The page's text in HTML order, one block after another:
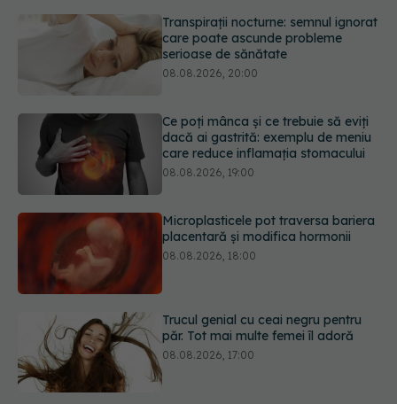
Ce poți mânca și ce trebuie să eviți
dacă ai gastrită: exemplu de meniu
care reduce inflamația stomacului
08.08.2026, 19:00
Microplasticele pot traversa bariera
placentară și modifica hormonii
08.08.2026, 18:00
Trucul genial cu ceai negru pentru
păr. Tot mai multe femei îl adoră
08.08.2026, 17:00
Medicamentul folosit de peste 60 de
ani care acționează într-un loc
neașteptat